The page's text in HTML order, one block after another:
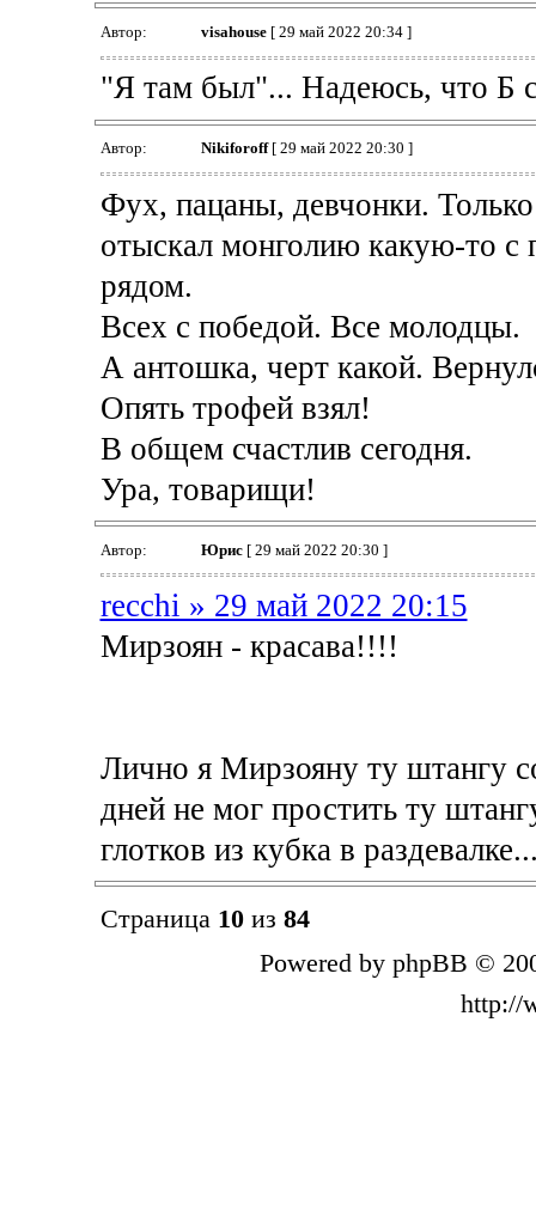
Автор: visahouse[ 29 май 2022 20:34 ]
"Я там был"... Надеюсь, что Б
Автор: Nikiforoff[ 29 май 2022 20:30 ]
Фух, пацаны, девчонки.
отыскал монголию какую-то с
рядом.
Всех с победой. Все молодцы.
А антошка, черт какой.
Опять трофей взял!
В общем счастлив сегодня.
Ура, товарищи!
Автор: Юрис[ 29 май 2022 20:30 ]
recchi » 29 май 2022 20:15
Мирзоян - красава!!!!
Лично я Мирзояну ту штангу
дней не мог простить ту
глотков из кубка в
Страница 10из 84
Powered by phpBB ©
http://